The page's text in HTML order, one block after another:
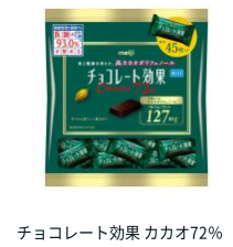
チョコレート効果 カカオ72％